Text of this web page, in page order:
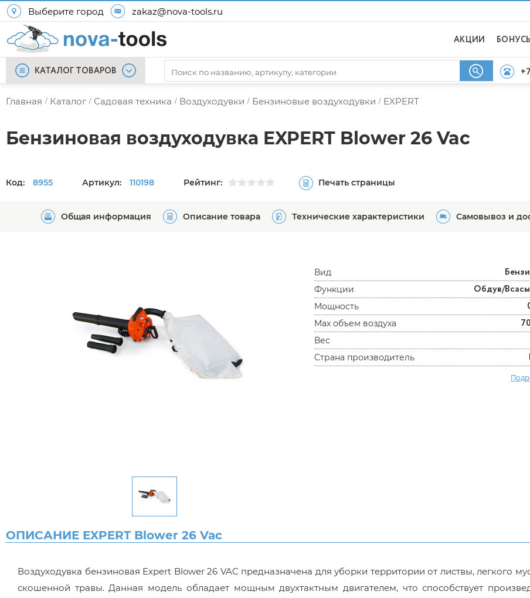
Выберите город zakaz@nova-tools.ru
АКЦИИ
КАТАЛОГ ТОВАРОВ
Главная / Каталог / Садовая техника / Воздуходувки / Бензиновые воздуходувки / EXPERT
Бензиновая воздуходувка EXPERT Blower 26 Vac
Код: 8955 Артикул: 110198 Рейтинг: Печать страницы
Общая информация Описание товара Технические характеристики Самовывоз и
Вид
Функции Обдув/
Мощность
Max объем воздуха
Вес
Страна производитель
ОПИСАНИЕ EXPERT Blower 26 Vac
Воздуходувка бензиновая Expert Blower 26 VAC предназначена для уборки территории от листвы, легкого
скошенной травы. Данная модель обладает мощным двухтактным двигателем, что способствует